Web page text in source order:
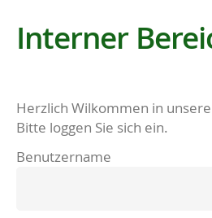
Interner
Herzlich Wilkommen in
Bitte loggen Sie sich ein.
Benutzername